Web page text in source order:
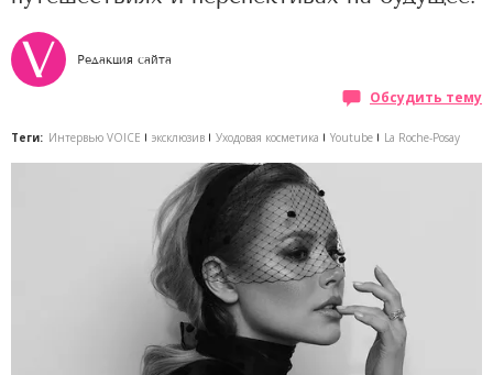
Редакция сайта
Обсудить тему
Теги: Интервью VOICE эксклюзив Уходовая косметика Youtube La Roche-Posay